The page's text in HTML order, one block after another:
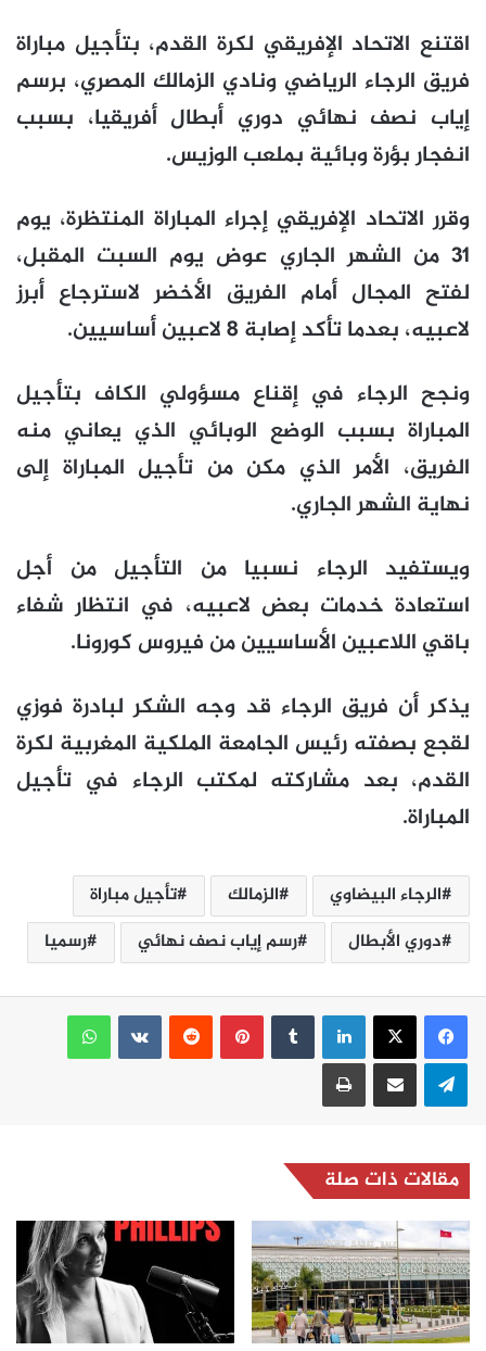
اقتنع الاتحاد الإفريقي لكرة القدم، بتأجيل مباراة
فريق الرجاء الرياضي ونادي الزمالك المصري، برسم
إياب نصف نهائي دوري أبطال أفريقيا، بسبب
انفجار بؤرة وبائية بملعب الوزيس.
وقرر الاتحاد الإفريقي إجراء المباراة المنتظرة، يوم
31 من الشهر الجاري عوض يوم السبت المقبل،
لفتح المجال أمام الفريق الأخضر لاسترجاع أبرز
لاعبيه، بعدما تأكد إصابة 8 لاعبين أساسيين.
ونجح الرجاء في إقناع مسؤولي الكاف بتأجيل
المباراة بسبب الوضع الوبائي الذي يعاني منه
الفريق، الأمر الذي مكن من تأجيل المباراة إلى
نهاية الشهر الجاري.
ويستفيد الرجاء نسبيا من التأجيل من أجل
استعادة خدمات بعض لاعبيه، في انتظار شفاء
باقي اللاعبين الأساسيين من فيروس كورونا.
يذكر أن فريق الرجاء قد وجه الشكر لبادرة فوزي
لقجع بصفته رئيس الجامعة الملكية المغربية لكرة
القدم، بعد مشاركته لمكتب الرجاء في تأجيل
المباراة.
الرجاء البيضاوي الزمالك
تأجيل مباراة
دوري الأبطال
رسم إياب نصف نهائي رسميا
لينكدإن بينتيريست
واتساب
تيلقرام مشاركة عبر البريد طباعة
مقالات ذات صلة